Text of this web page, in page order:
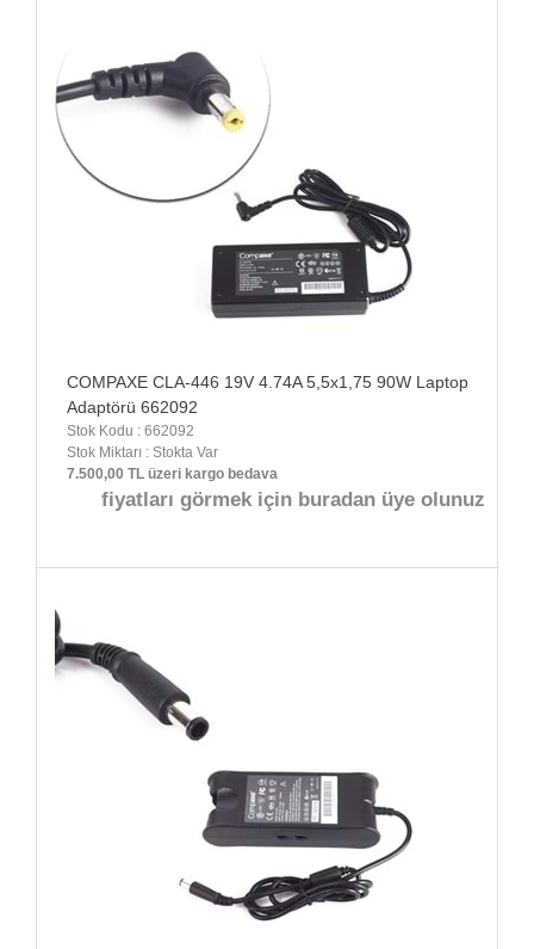
COMPAXE CLA-446 19V 4.74A 5,5x1,75 90W Laptop
Adaptörü 662092
Stok Kodu : 662092
Stok Miktarı : Stokta Var
7.500,00 TL üzeri kargo bedava
fiyatları görmek için buradan üye olunuz